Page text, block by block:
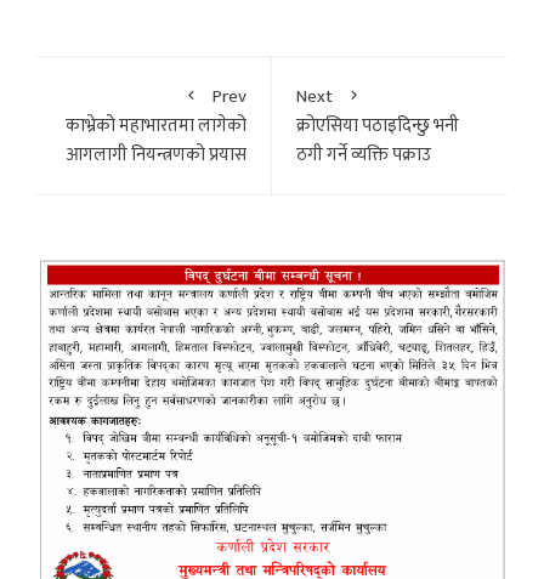
Prev
काभ्रेको महाभारतमा लागेको
आगलागी नियन्त्रणको प्रयास
Next
क्रोएसिया पठाइदिन्छु भनी
ठगी गर्ने व्यक्ति पक्राउ